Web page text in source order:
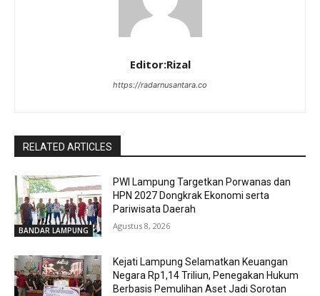
Editor:Rizal
https://radarnusantara.co
RELATED ARTICLES
BANDAR LAMPUNG
PWI Lampung Targetkan Porwanas dan
HPN 2027 Dongkrak Ekonomi serta
Pariwisata Daerah
Agustus 8, 2026
Kejati Lampung Selamatkan Keuangan
Negara Rp1,14 Triliun, Penegakan Hukum
Berbasis Pemulihan Aset Jadi Sorotan